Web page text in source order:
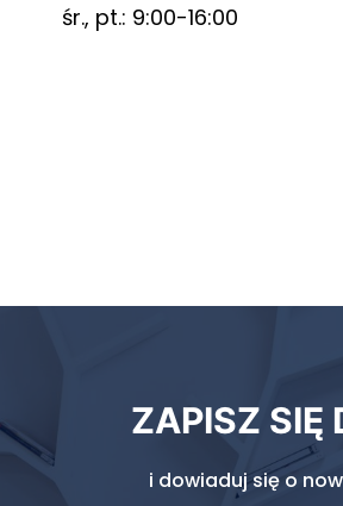
śr., pt.: 9:00-16:00
ZAPISZ SIĘ
i dowiaduj się o